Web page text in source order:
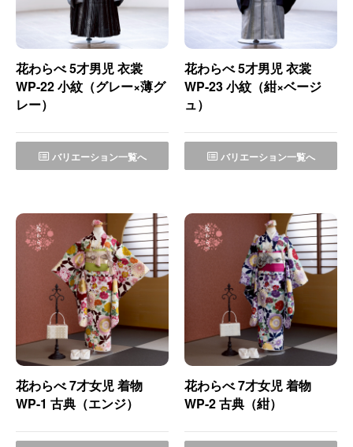
花わらべ 5才男児 衣裳
WP-22 小紋（グレー×薄グ
レー）
バリエーション一覧へ
花わらべ 5才男児 衣裳
WP-23 小紋（紺×ベージ
ュ）
バリエーション一覧へ
花わらべ 7才女児 着物
WP-1 古典（エンジ）
花わらべ 7才女児 着物
WP-2 古典（紺）